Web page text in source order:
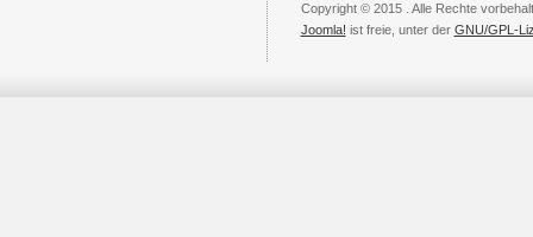
Copyright © 2015 . Alle Rechte
Joomla! ist freie, unter der GNU/GPL-